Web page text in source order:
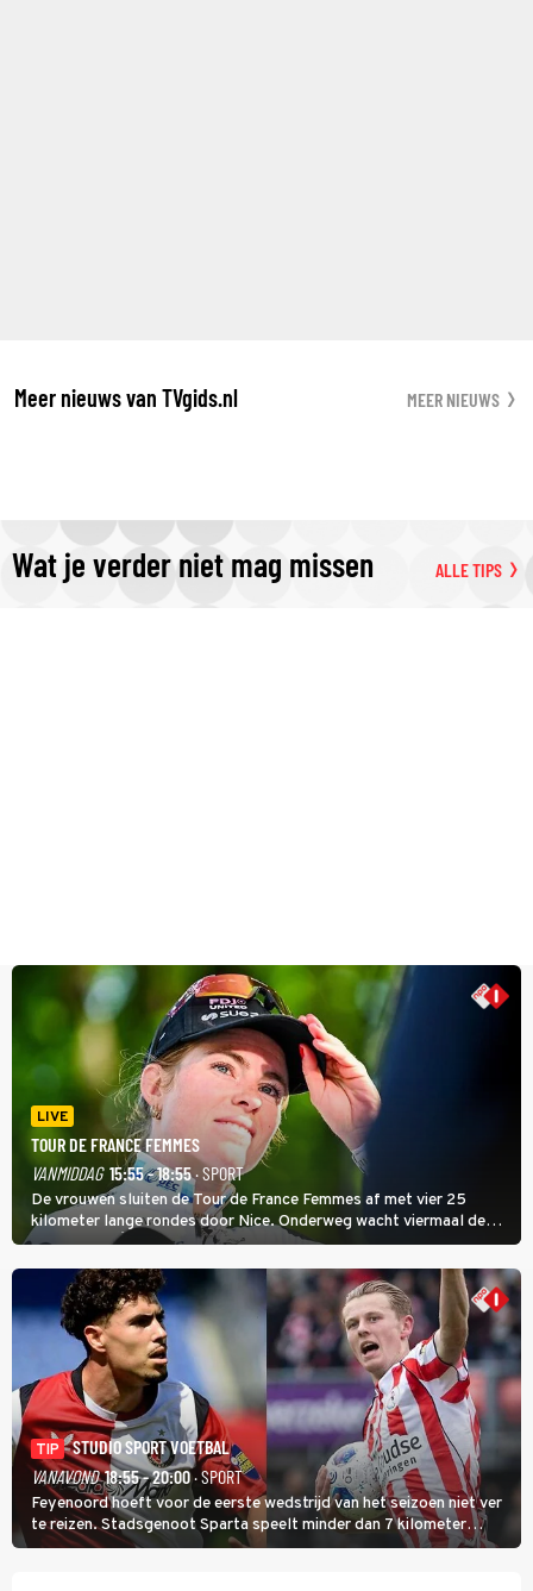
Meer nieuws van TVgids.nl MEER NIEUWS
Wat je verder niet mag missen ALLE TIPS
LIVE
TOUR DE FRANCE FEMMES
VANMIDDAG 15:55 - 18:55· SPORT
De vrouwen sluiten de Tour de France Femmes af met vier 25
kilometer lange rondes door Nice. Onderweg wacht viermaal de
zware Col d'Èze. Aan de finish op de Promenade des Anglais krijgt
de eindwinnaar de laatste gele trui.
TIP
STUDIO SPORT VOETBAL
VANAVOND 18:55 - 20:00· SPORT
Feyenoord hoeft voor de eerste wedstrijd van het seizoen niet ver
te reizen. Stadsgenoot Sparta speelt minder dan 7 kilometer
verderop. Feyenoord trok de Spaanse spits Nacho Ferri aan van